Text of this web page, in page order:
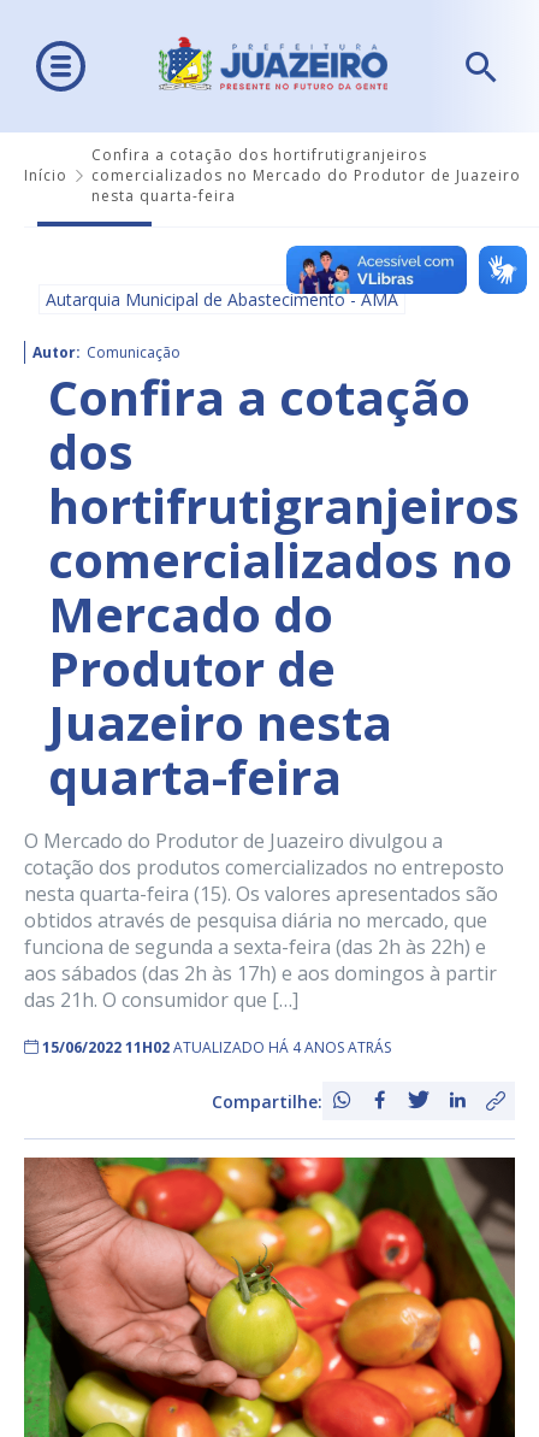
Início
Confira a cotação dos hortifrutigranjeiros
comercializados no Mercado do Produtor de Juazeiro
nesta quarta-feira
Autarquia Municipal de Abastecimento - AMA
Autor: Comunicação
Confira a cotação
dos
hortifrutigranjeiros
comercializados no
Mercado do
Produtor de
Juazeiro nesta
quarta-feira
O Mercado do Produtor de Juazeiro divulgou a
cotação dos produtos comercializados no entreposto
nesta quarta-feira (15). Os valores apresentados são
obtidos através de pesquisa diária no mercado, que
funciona de segunda a sexta-feira (das 2h às 22h) e
aos sábados (das 2h às 17h) e aos domingos à partir
das 21h. O consumidor que […]
15/06/2022 11H02ATUALIZADO HÁ 4 ANOS ATRÁS
Compartilhe: